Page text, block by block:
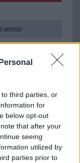
third parties, or
for
below opt-out
that after your
seeing
utilized by
parties prior to
sensor